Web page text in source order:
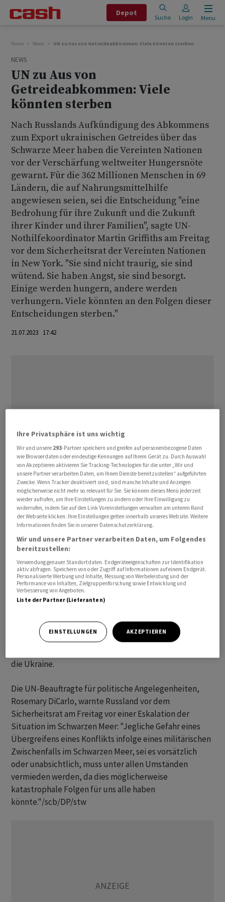
Depot
Suche Login Menu
Home News UN zu Aus von Getreideabkommen: Viele könnten sterben
NEWS
UN zu Aus von
Getreideabkommen: Viele
könnten sterben
Nach Russlands Aufkündigung des Abkommens
zum Export ukrainischen Getreides über das
Schwarze Meer haben die Vereinten Nationen
vor der Verschärfung weltweiter Hungersnöte
gewarnt. Für die 362 Millionen Menschen in 69
Ländern, die auf Nahrungsmittelhilfe
angewiesen seien, sei die Entscheidung "eine
Bedrohung für ihre Zukunft und die Zukunft
ihrer Kinder und ihrer Familien", sagte UN-
Nothilfekoordinator Martin Griffiths am Freitag
vor dem Sicherheitsrat der Vereinten Nationen
in New York. "Sie sind nicht traurig, sie sind
wütend. Sie haben Angst, sie sind besorgt.
Einige werden hungern, andere werden
verhungern. Viele könnten an den Folgen dieser
Entscheidungen sterben."
21.07.2023 17:42
Moskau hatte am Montag das Abkommen zum Export
ukrainischen Getreides über das Schwarze Meer trotz
aller internationaler Appelle für beendet erklärt. Im
Anschluss kündigte Moskau an, Schiffe, die ukrainische
Häfen ansteuern, künftig als mögliche militärische Ziele
zu betrachten. In den vergangenen Nächten hatte
Russland den Hafen von Odessa, von wo aus in den
Nahrungsmittel exportiert wurden, sowie andere
ukrainische Städte am Schwarzen Meer angegriffen.
die Ukraine.
Die UN-Beauftragte für politische Angelegenheiten,
Rosemary DiCarlo, warnte Russland vor dem
Sicherheitsrat am Freitag vor einer Eskalation der
Situation im Schwarzen Meer: "Jegliche Gefahr eines
Übergreifens eines Konflikts infolge eines militärischen
Zwischenfalls im Schwarzen Meer, sei es vorsätzlich
oder unabsichtlich, muss unter allen Umständen
vermieden werden, da dies möglicherweise
katastrophale Folgen für uns alle haben
könnte."/scb/DP/stw
Ihre Privatsphäre ist uns wichtig
Wir und unsere 293-Partner speichern und greifen auf personenbezogene Daten
wie Browserdaten oder eindeutige Kennungen auf Ihrem Gerät zu. Durch Auswahl
von Akzeptieren aktivieren Sie Tracking-Technologien für die unter „Wir und
unsere Partner verarbeiten Daten, um Ihnen Dienste bereitzustellen“ aufgeführten
Zwecke. Wenn Tracker deaktiviert sind, sind manche Inhalte und Anzeigen
möglicherweise nicht mehr so relevant für Sie. Sie können dieses Menü jederzeit
wieder aufrufen, um Ihre Einstellungen zu ändern oder Ihre Einwilligung zu
widerrufen, indem Sie auf den Link Voreinstellungen verwalten am unteren Rand
der Webseite klicken. Ihre Einstellungen gelten innerhalb unseres Website. Weitere
Informationen finden Sie in unserer Datenschutzerklärung.
Wir und unsere Partner verarbeiten Daten, um Folgendes
bereitzustellen:
Verwendung genauer Standortdaten. Endgeräteeigenschaften zur Identifikation
aktiv abfragen. Speichern von oder Zugriff auf Informationen auf einem Endgerät.
Personalisierte Werbung und Inhalte, Messung von Werbeleistung und der
Performance von Inhalten, Zielgruppenforschung sowie Entwicklung und
Verbesserung von Angeboten.
Liste der Partner (Lieferanten)
EINSTELLUNGEN AKZEPTIEREN